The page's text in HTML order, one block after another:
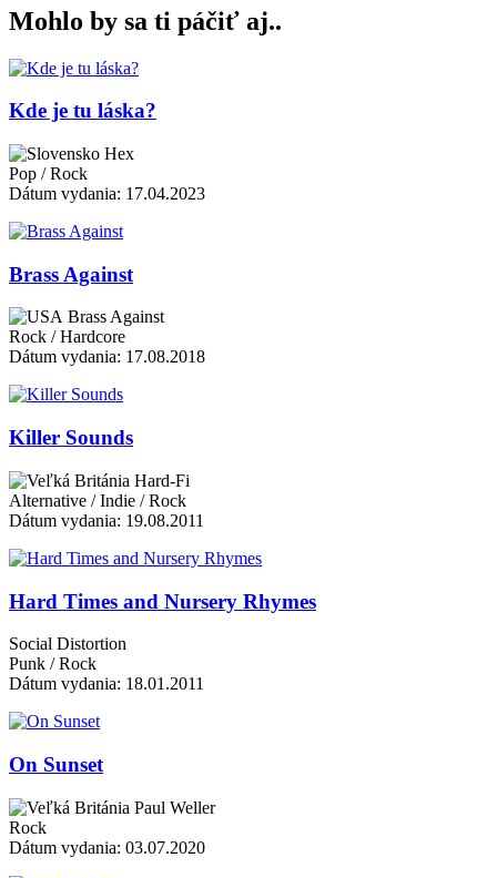
Mohlo by sa ti páčiť aj..
Kde je tu láska?
Hex
Pop / Rock
Dátum vydania: 17.04.2023
Brass Against
Brass Against
Rock / Hardcore
Dátum vydania: 17.08.2018
Killer Sounds
Hard-Fi
Alternative / Indie / Rock
Dátum vydania: 19.08.2011
Hard Times and Nursery Rhymes
Social Distortion
Punk / Rock
Dátum vydania: 18.01.2011
On Sunset
Paul Weller
Rock
Dátum vydania: 03.07.2020